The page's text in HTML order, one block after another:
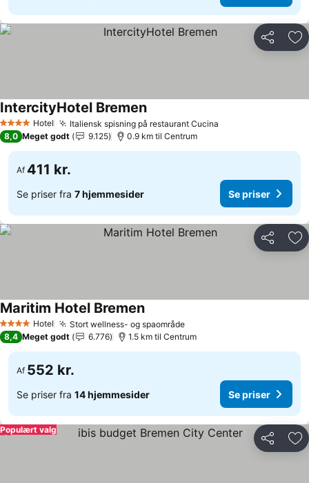
Del
4 StjernerHotel Italiensk spisning på restaurant Cucina
IntercityHotel Bremen
8,0 Meget godt 9.125 0.9 km til Centrum
Af 411 kr.
Se priser fra 7 hjemmesider Se priser
Del
4 StjernerHotel Stort wellness- og spaområde
Maritim Hotel Bremen
8,4 Meget godt 6.776 1.5 km til Centrum
Af 552 kr.
Se priser fra 14 hjemmesider Se priser
Del
Populært valg